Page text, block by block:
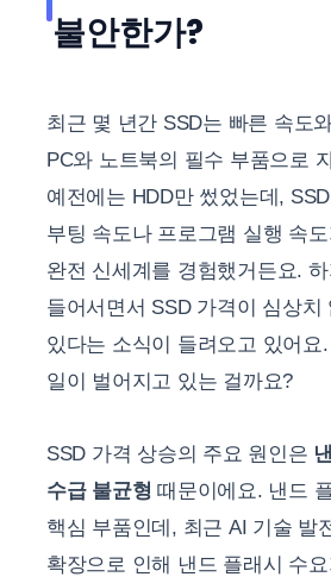
불안한가?
최근 몇 년간 SSD는 빠른 속도
PC와 노트북의 필수 부품으로
예전에는 HDD만 썼었는데,
부팅 속도나 프로그램 실행 속
완전 신세계를 경험했거든요.
들어서면서 SSD 가격이 심상치
있다는 소식이 들려오고 있어요
일이 벌어지고 있는 걸까요?
SSD 가격 상승의 주요 원인은
수급 불균형 때문이에요. 낸드
핵심 부품인데, 최근 AI 기술 발
확장으로 인해 낸드 플래시 수